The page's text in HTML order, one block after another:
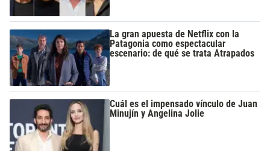
La gran apuesta de Netflix con la
Patagonia como espectacular
escenario: de qué se trata Atrapados
Cuál es el impensado vínculo de Juan
Minujín y Angelina Jolie